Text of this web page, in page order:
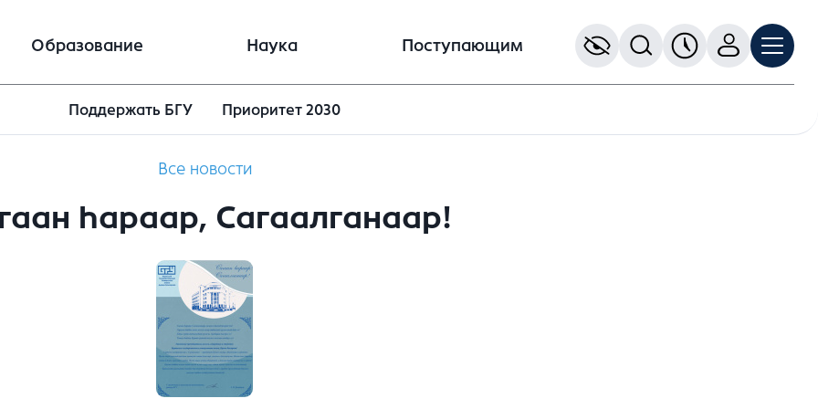
Образование Наука Поступающим
Поддержать БГУ Приоритет 2030
Все новости
hараар, Сагаалганаар!